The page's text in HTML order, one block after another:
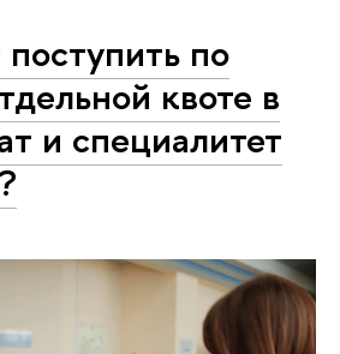
по
квоте в
и специалитет